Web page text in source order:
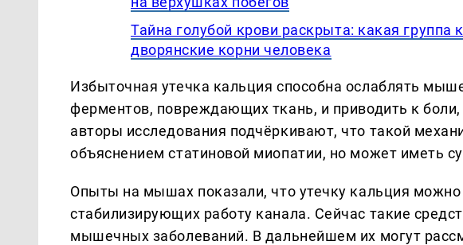
Тайна голубой крови раскрыта: какая группа
дворянские корни человека
Избыточная утечка кальция способна ослаблять
ферментов, повреждающих ткань, и приводить к
авторы исследования подчёркивают, что такой
объяснением статиновой миопатии, но может иметь
Опыты на мышах показали, что утечку кальция
стабилизирующих работу канала. Сейчас такие
мышечных заболеваний. В дальнейшем их могут